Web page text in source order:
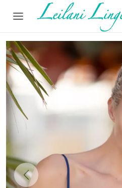
Previous